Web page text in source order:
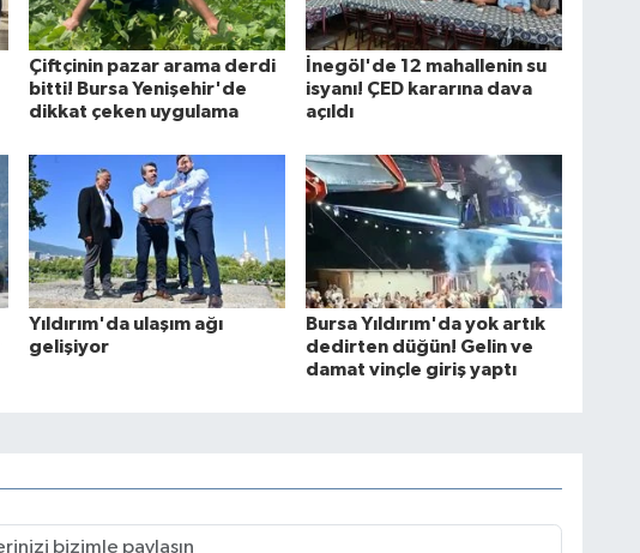
Çiftçinin pazar arama derdi
bitti! Bursa Yenişehir'de
dikkat çeken uygulama
İnegöl'de 12 mahallenin su
isyanı! ÇED kararına dava
açıldı
Yıldırım'da ulaşım ağı
gelişiyor
Bursa Yıldırım'da yok artık
dedirten düğün! Gelin ve
damat vinçle giriş yaptı